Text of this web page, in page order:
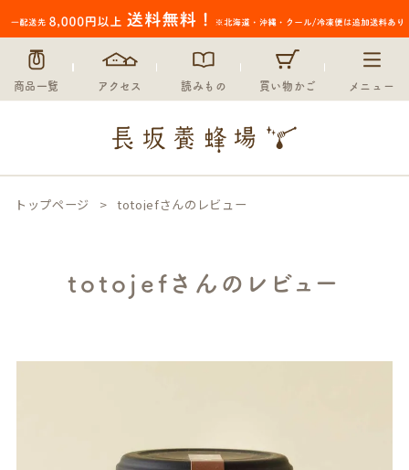
商品一覧 アクセス 読みもの 買い物かご メニュー
トップページ totojefさんのレビュー
totojefさんのレビュー